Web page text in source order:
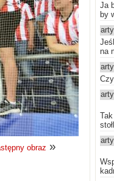
obraz »
Ja
by
na